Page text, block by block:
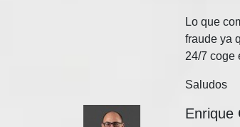
Lo que
fraude ya
24/7 coge
Saludos
Enrique